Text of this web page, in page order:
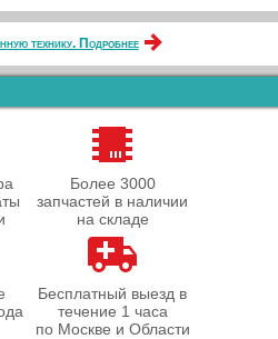
технику. Подробнее
Более 3000
запчастей в наличии
на складе
Бесплатный выезд в
течение 1 часа
по Москве и Области